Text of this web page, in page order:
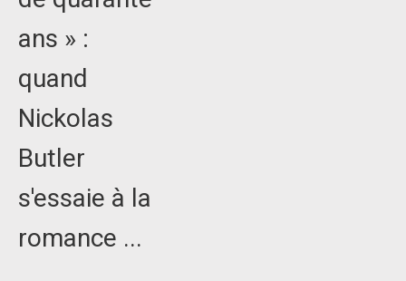
ans » :
quand
Nickolas
Butler
s'essaie à la
romance ...